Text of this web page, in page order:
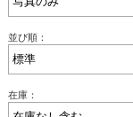
並び順：
在庫：